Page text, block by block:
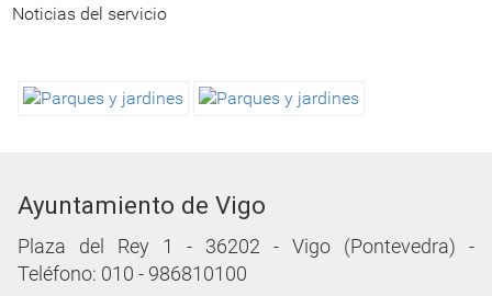
Noticias del servicio
Ayuntamiento de Vigo
Plaza del Rey 1 - 36202 - Vigo (Pontevedra) -
Teléfono: 010 - 986810100